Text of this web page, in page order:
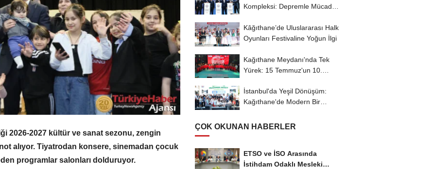
2026-2027 kültür ve sanat sezonu, zengin
alıyor. Tiyatrodan konsere, sinemadan çocuk
programlar salonları dolduruyor.
Kompleksi: Depremle Mücadele
Kâğıthane’de Uluslararası Halk
Oyunları Festivaline Yoğun İlgi
Kağıthane Meydanı'nda Tek
Yürek: 15 Temmuz'un 10.
İstanbul'da Yeşil Dönüşüm:
Kağıthane'de Modern Bir
ÇOK OKUNAN HABERLER
ETSO ve İSO Arasında
İstihdam Odaklı Mesleki